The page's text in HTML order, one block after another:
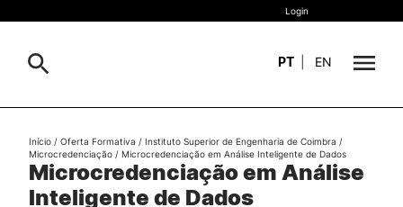
Estudar
Login
PT EN
Pesquisa
Microcredenciação em Análise
Inteligente de Dados
Início / Oferta Formativa / Instituto Superior de Engenharia de Coimbra /
Microcredenciação / Microcredenciação em Análise Inteligente de Dados